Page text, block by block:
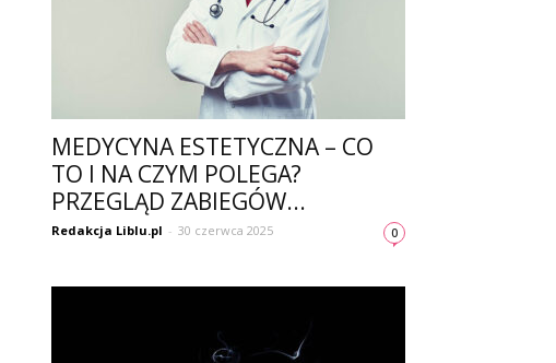
MEDYCYNA ESTETYCZNA – CO
TO I NA CZYM POLEGA?
PRZEGLĄD ZABIEGÓW...
Redakcja Liblu.pl - 30 czerwca 2025 0